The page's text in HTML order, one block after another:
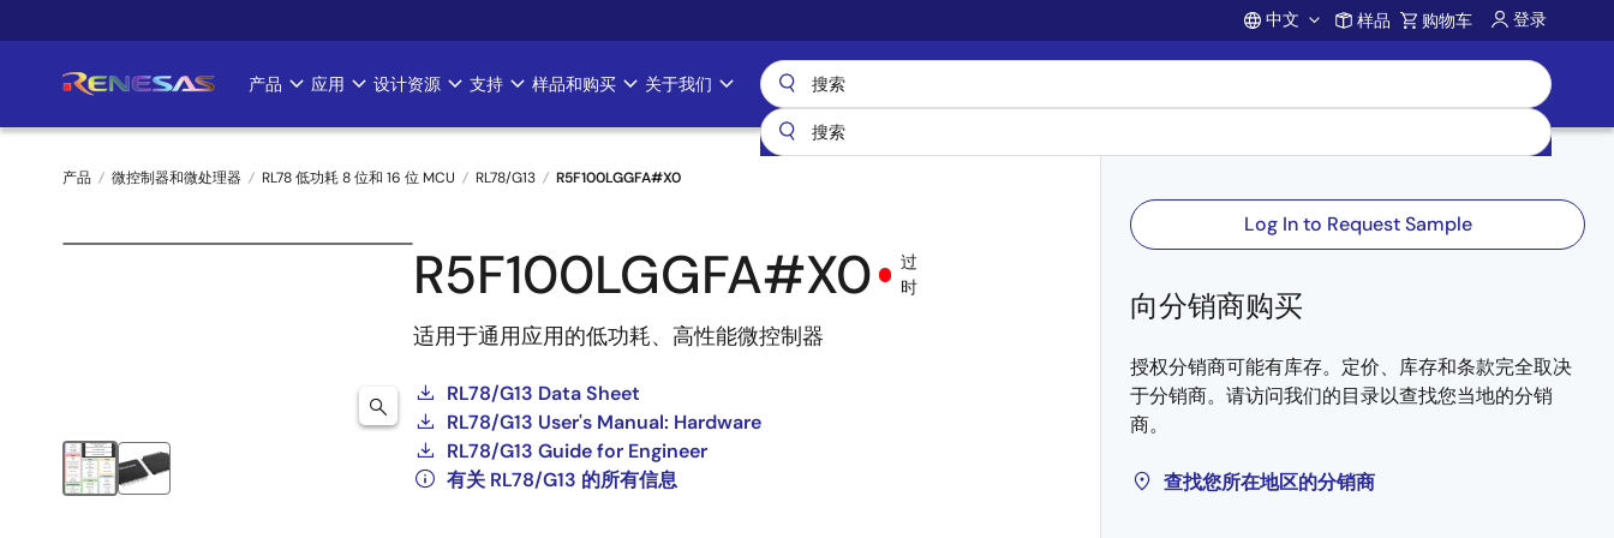
转
要
Account
中文 样品 购物车 登录
Main
navigation
产品 应用 设计资源 支持 样品和购买 关于我们
面
产品 微控制器和微处理器 RL78 低功耗 8 位和 16 位 MCU RL78/G13 R5F100LGGFA#X0
R5F100LGGFA#X0
过
时
适用于通用应用的低功耗、高性能微控制器
RL78/G13 Data Sheet
RL78/G13 User's Manual: Hardware
RL78/G13 Guide for Engineer
有关 RL78/G13 的所有信息
Log In to Request Sample
向分销商购买
授权分销商可能有库存。定价、库存和条款完全取决
于分销商。请访问我们的目录以查找您当地的分销
商。
查找您所在地区的分销商